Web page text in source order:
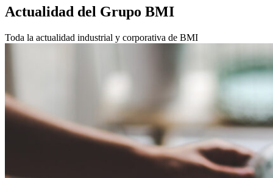
Actualidad del Grupo BMI
Toda la actualidad industrial y corporativa de BMI